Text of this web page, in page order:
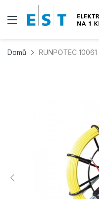
Domů RUNPOTEC